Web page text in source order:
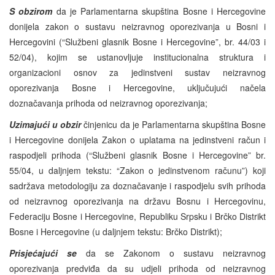
S obzirom da je Parlamentarna skupština Bosne i Hercegovine
donijela zakon o sustavu neizravnog oporezivanja u Bosni i
Hercegovini (“Službeni glasnik Bosne i Hercegovine”, br. 44/03 i
52/04), kojim se ustanovljuje institucionalna struktura i
organizacioni osnov za jedinstveni sustav neizravnog
oporezivanja Bosne i Hercegovine, uključujući načela
doznačavanja prihoda od neizravnog oporezivanja;
Uzimajući u obzirčinjenicu da je Parlamentarna skupština Bosne
i Hercegovine donijela Zakon o uplatama na jedinstveni račun i
raspodjeli prihoda (“Službeni glasnik Bosne i Hercegovine” br.
55/04, u daljnjem tekstu: “Zakon o jedinstvenom računu”) koji
sadržava metodologiju za doznačavanje i raspodjelu svih prihoda
od neizravnog oporezivanja na državu Bosnu i Hercegovinu,
Federaciju Bosne i Hercegovine, Republiku Srpsku i Brčko Distrikt
Bosne i Hercegovine (u daljnjem tekstu: Brčko Distrikt);
Prisjećajući se da se Zakonom o sustavu neizravnog
oporezivanja predviđa da su udjeli prihoda od neizravnog